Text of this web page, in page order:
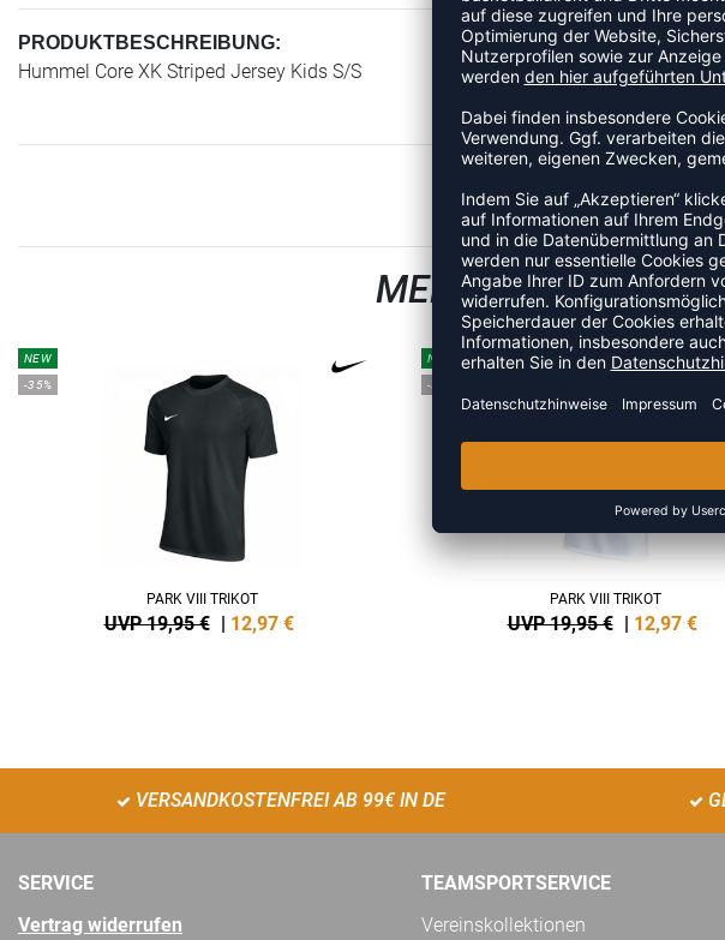
PRODUKTBESCHREIBUNG:
Hummel Core XK Striped Jersey Kids S/S
MEHR AUS DER
NEW
-35%
PARK VIII TRIKOT
UVP 19,95 € | 12,97 €
NEW
-35%
PARK VIII TRIKOT
UVP 19,95 € | 12,97 €
VERSANDKOSTENFREI AB 99€ IN DE
SERVICE
Vertrag widerrufen
TEAMSPORTSERVICE
Vereinskollektionen